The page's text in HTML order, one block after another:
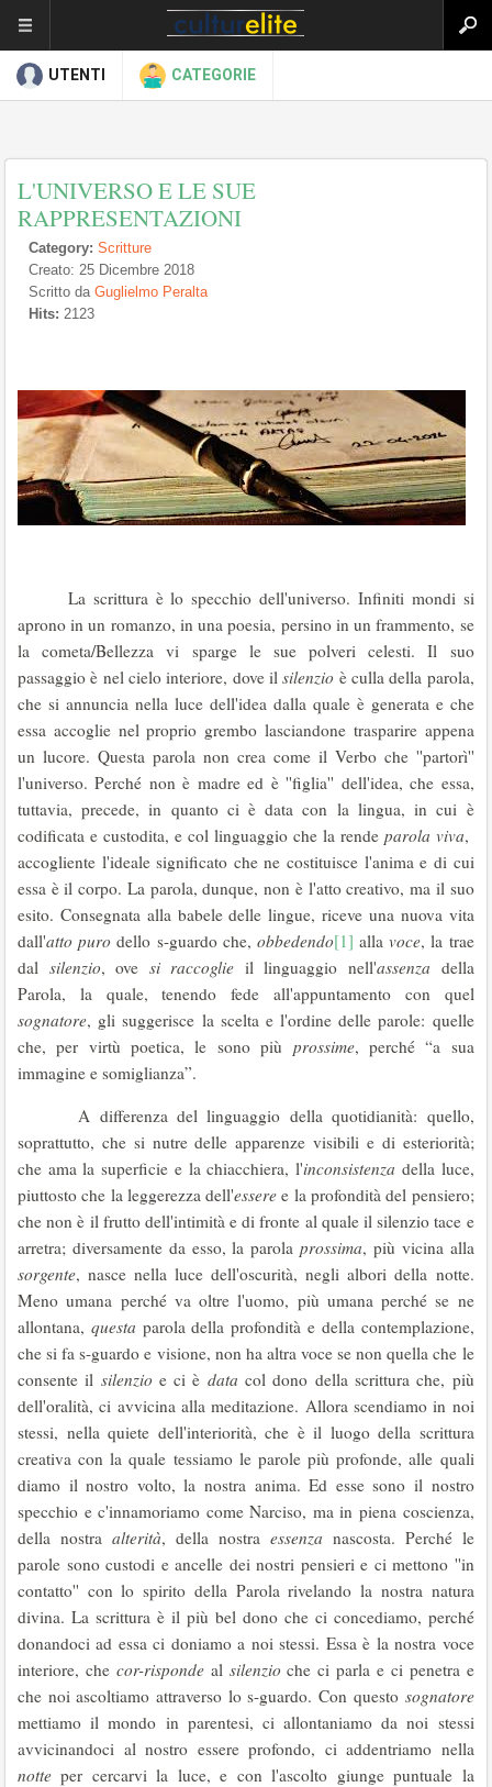
UTENTI CATEGORIE
L'UNIVERSO E LE SUE
RAPPRESENTAZIONI
Category: Scritture
Creato: 25 Dicembre 2018
Scritto da Guglielmo Peralta
Hits: 2123
La scrittura è lo specchio dell'universo. Infiniti mondi si
aprono in un romanzo, in una poesia, persino in un frammento, se
la cometa/Bellezza vi sparge le sue polveri celesti. Il suo
passaggio è nel cielo interiore, dove ilsilenzio è culla della parola,
che si annuncia nella luce dell'idea dalla quale è generata e che
essa accoglie nel proprio grembo lasciandone trasparire appena
un lucore. Questa parola non crea come il Verbo che ''partorì''
l'universo. Perché non è madre ed è ''figlia'' dell'idea, che essa,
tuttavia, precede, in quanto ci è data con la lingua, in cui è
codificata e custodita, e col linguaggio che la rende parola viva,
accogliente l'ideale significato che ne costituisce l'anima e di cui
essa è il corpo. La parola, dunque, non è l'atto creativo, ma il suo
esito. Consegnata alla babele delle lingue, riceve una nuova vita
dall'atto puro dello s-guardo che, obbedendo[1] allavoce, la trae
dal silenzio, ove si raccoglie il linguaggio nell'assenza della
Parola, la quale, tenendo fede all'appuntamento con quel
sognatore, gli suggerisce la scelta e l'ordine delle parole: quelle
che, per virtù poetica, le sono più prossime, perché “a sua
immagine e somiglianza”.
A differenza del linguaggio della quotidianità: quello,
soprattutto, che si nutre delle apparenze visibili e di esteriorità;
che ama la superficie e la chiacchiera, l'inconsistenza della luce,
piuttosto che la leggerezza dell'essere e la profondità del pensiero;
che non è il frutto dell'intimità e di fronte al quale il silenzio tace e
arretra; diversamente da esso, la parolaprossima, più vicina alla
sorgente, nasce nella luce dell'oscurità, negli albori della notte.
Meno umana perché va oltre l'uomo, più umana perché se ne
allontana, questa parola della profondità e della contemplazione,
che si fa s-guardo e visione, non ha altra voce se non quella che le
consente il silenzio e ci è data col dono della scrittura che, più
dell'oralità, ci avvicina alla meditazione. Allora scendiamo in noi
stessi, nella quiete dell'interiorità, che è il luogo della scrittura
creativa con la quale tessiamo le parole più profonde, alle quali
diamo il nostro volto, la nostra anima. Ed esse sono il nostro
specchio e c'innamoriamo come Narciso, ma in piena coscienza,
della nostra alterità, della nostra essenza nascosta. Perché le
parole sono custodi e ancelle dei nostri pensieri e ci mettono ''in
contatto'' con lo spirito della Parola rivelando la nostra natura
divina. La scrittura è il più bel dono che ci concediamo, perché
donandoci ad essa ci doniamo a noi stessi. Essa è la nostra voce
interiore, che cor-rispondeal silenzio che ci parla e ci penetra e
che noi ascoltiamo attraverso lo s-guardo. Con questo sognatore
mettiamo il mondo in parentesi, ci allontaniamo da noi stessi
avvicinandoci al nostro essere profondo, ci addentriamo nella
notteper cercarvi la luce, e con l'ascolto giunge puntuale la